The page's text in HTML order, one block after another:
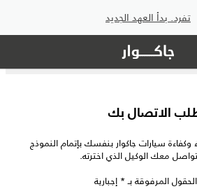
تفرد. بدأ العهد الجديد
الاتصال بك
سيارات جاكوار بنفسك بإتمام النموذج
معك الوكيل الذي اخترته.
المرفوقة بـ * إجبارية